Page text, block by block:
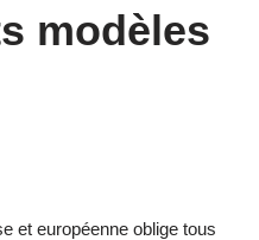
modèles
et européenne oblige tous